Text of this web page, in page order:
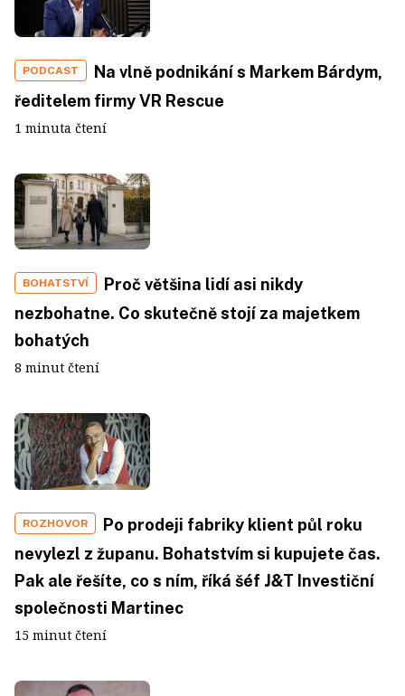
PODCAST
Na vlně podnikání s Markem Bárdym,
ředitelem firmy VR Rescue
1 minuta čtení
BOHATSTVÍ
Proč většina lidí asi nikdy
nezbohatne. Co skutečně stojí za majetkem
bohatých
8 minut čtení
ROZHOVOR
Po prodeji fabriky klient půl roku
nevylezl z županu. Bohatstvím si kupujete čas.
Pak ale řešíte, co s ním, říká šéf J&T Investiční
společnosti Martinec
15 minut čtení